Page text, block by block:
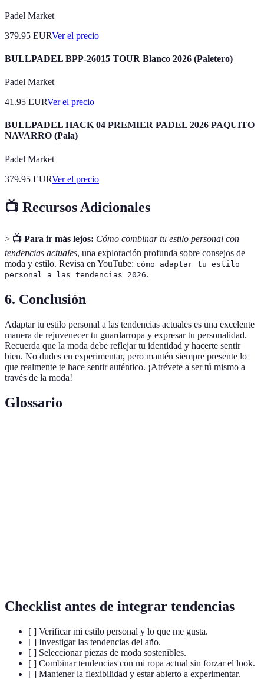
Padel Market
379.95 EURVer el precio
BULLPADEL BPP-26015 TOUR Blanco 2026 (Paletero)
Padel Market
41.95 EURVer el precio
BULLPADEL HACK 04 PREMIER PADEL 2026 PAQUITO
NAVARRO (Pala)
Padel Market
379.95 EURVer el precio
📺 Recursos Adicionales
> 📺 Para ir más lejos: Cómo combinar tu estilo personal con
tendencias actuales, una exploración profunda sobre consejos de
moda y estilo. Revisa en YouTube: cómo adaptar tu estilo
personal a las tendencias 2026.
6. Conclusión
Adaptar tu estilo personal a las tendencias actuales es una excelente
manera de rejuvenecer tu guardarropa y expresar tu personalidad.
Recuerda que la moda debe reflejar tu identidad y hacerte sentir
bien. No dudes en experimentar, pero mantén siempre presente lo
que realmente te hace sentir auténtico. ¡Atrévete a ser tú mismo a
través de la moda!
Glossario
Checklist antes de integrar tendencias
[ ] Verificar mi estilo personal y lo que me gusta.
[ ] Investigar las tendencias del año.
[ ] Seleccionar piezas de moda sostenibles.
[ ] Combinar tendencias con mi ropa actual sin forzar el look.
[ ] Mantener la flexibilidad y estar abierto a experimentar.